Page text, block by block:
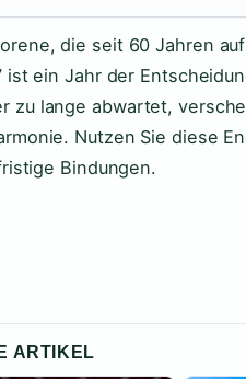
die seit 60 Jahren
ein Jahr der
zu lange abwartet,
Nutzen Sie diese
Bindungen.
ARTIKEL